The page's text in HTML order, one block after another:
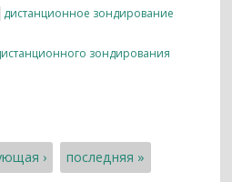
дистанционное зондирование
зондирования
› последняя »